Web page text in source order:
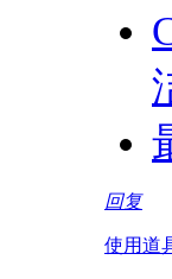
回复
使用道